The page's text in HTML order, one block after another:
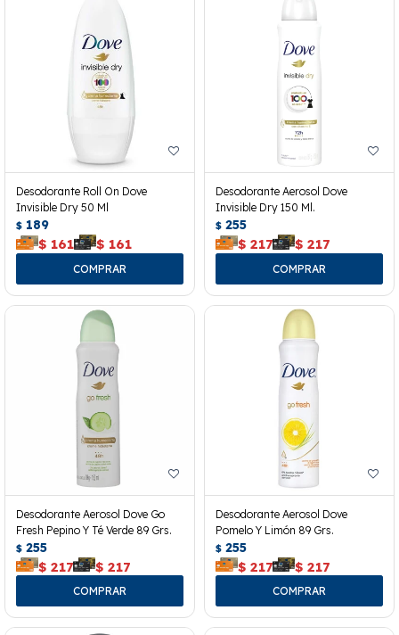
Desodorante Roll On Dove
Invisible Dry 50 Ml
$ 189
$ 161 $ 161
Desodorante Aerosol Dove
Invisible Dry 150 Ml.
$ 255
$ 217 $ 217
Desodorante Aerosol Dove Go
Fresh Pepino Y Té Verde 89 Grs.
$ 255
$ 217 $ 217
Desodorante Aerosol Dove
Pomelo Y Limón 89 Grs.
$ 255
$ 217 $ 217